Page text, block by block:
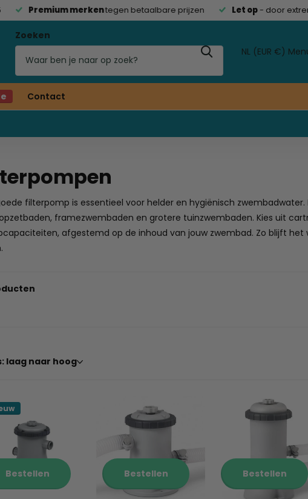
Premium merkentegen betaalbare prijzen Let op- door extreme
Zoeken
NL (EUR €)
Contact
filterpomp is essentieel voor helder en hygiënisch
framezwembaden en grotere tuinzwembaden. Kies uit
afgestemd op de inhoud van jouw zwembad. Zo blijft
Bestellen Bestellen Bestellen